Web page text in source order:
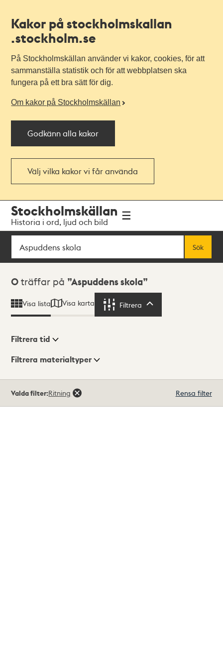
Kakor på stockholmskallan
.stockholm.se
På Stockholmskällan använder vi kakor, cookies, för att
sammanställa statistik och för att webbplatsen ska
fungera på ett bra sätt för dig.
Om kakor på Stockholmskällan
Godkänn alla kakor
Välj vilka kakor vi får använda
navigationen
huvudinnehållet
Stockholmskällan
Historia i ord, ljud och bild
Sök
Sök
Sökresultat
0 träffar på Aspuddens skola
Visa lista Visa karta Filtrera
Visningsläge
Filtrera tid
Filtrera materialtyper
träffar
Valda filter:Ritning Rensa filter